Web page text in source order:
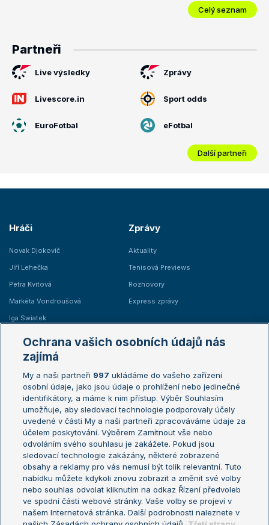
Celý seznam
Partneři
Live výsledky Zprávy
Livescore.in Sport odds
EuroFotbal eFotbal
Další partneři
Hráči
Novak Djokovič
Jiří Lehečka
Petra Kvitová
Markéta Vondroušová
Iga Swiatek
Zprávy
Aktuality
Tenisová Previews
Rozhovory
Express zprávy
Žebříčky
Žebříček ATP (muži)
Žebříček WTA (ženy)
Sázkařský žebříček
Australian Open
French Open
Wimbledon
US Open
Turnaj mistrů
Turnaj mistryň
Aktualní trendy
Fotbalové přestupy
Livesport Daily
Ochrana vašich osobních údajů nás
zajímá
My a naši partneři 997 ukládáme do vašeho zařízení
osobní údaje, jako jsou údaje o prohlížení nebo jedinečné
identifikátory, a máme k nim přístup. Výběr Souhlasím
umožňuje, aby sledovací technologie podporovaly účely
uvedené v části My a naši partneři zpracováváme údaje za
účelem poskytování. Výběrem Zamítnout vše nebo
odvoláním svého souhlasu je zakážete. Pokud jsou
sledovací technologie zakázány, některé zobrazené
obsahy a reklamy pro vás nemusí být tolik relevantní. Tuto
nabídku můžete kdykoli znovu zobrazit a změnit své volby
nebo souhlas odvolat kliknutím na odkaz Řízení předvoleb
ve spodní části webové stránky. Vaše volby se projeví v
našem Internetová stránka. Další podrobnosti naleznete v